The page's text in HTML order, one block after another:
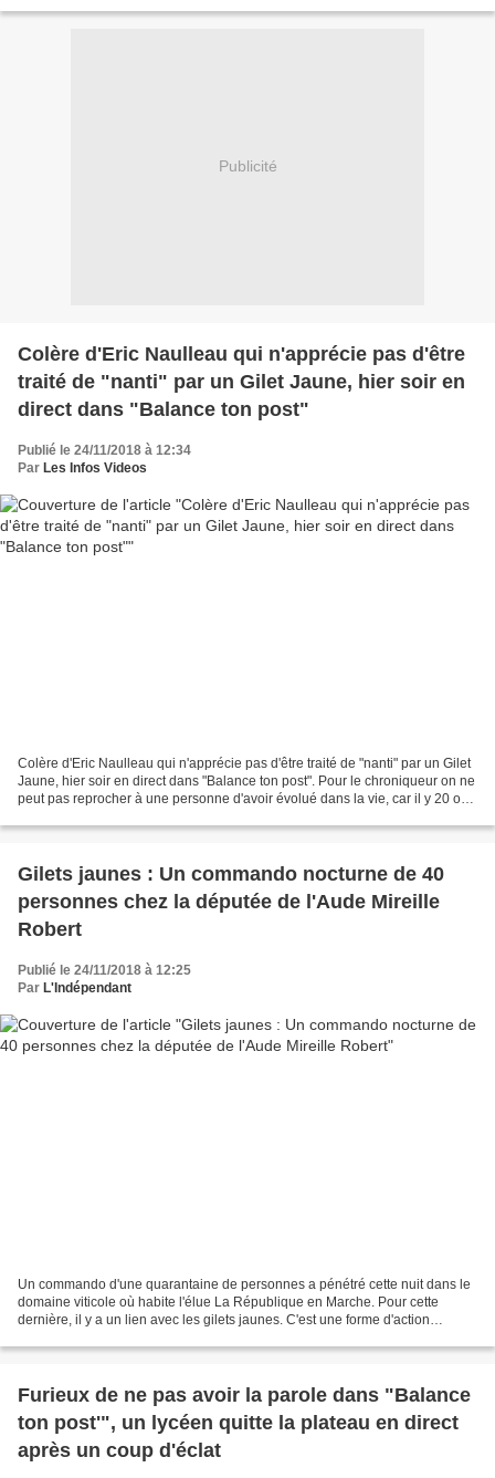
Publicité
Colère d'Eric Naulleau qui n'apprécie pas d'être
traité de "nanti" par un Gilet Jaune, hier soir en
direct dans "Balance ton post"
Publié le 24/11/2018 à 12:34
Par Les Infos Videos
Colère d'Eric Naulleau qui n'apprécie pas d'être traité de "nanti" par un Gilet
Jaune, hier soir en direct dans "Balance ton post". Pour le chroniqueur on ne
peut pas reprocher à une personne d'avoir évolué dans la vie, car il y 20 ou
Gilets jaunes : Un commando nocturne de 40
personnes chez la députée de l'Aude Mireille
Robert
Publié le 24/11/2018 à 12:25
Par L'Indépendant
Un commando d'une quarantaine de personnes a pénétré cette nuit dans le
domaine viticole où habite l'élue La République en Marche. Pour cette
dernière, il y a un lien avec les gilets jaunes. C'est une forme d'action
Furieux de ne pas avoir la parole dans "Balance
ton post'", un lycéen quitte la plateau en direct
après un coup d'éclat